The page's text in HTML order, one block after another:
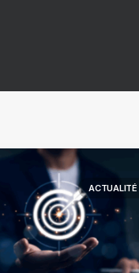
ACTUALITÉ